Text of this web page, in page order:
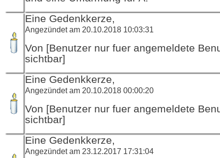
Eine Gedenkkerze,
Angezündet am 20.10.2018 10:03:31
Von [Benutzer nur fuer angemeldete
sichtbar]
Eine Gedenkkerze,
Angezündet am 20.10.2018 00:00:20
Von [Benutzer nur fuer angemeldete
sichtbar]
Eine Gedenkkerze,
Angezündet am 23.12.2017 17:31:04